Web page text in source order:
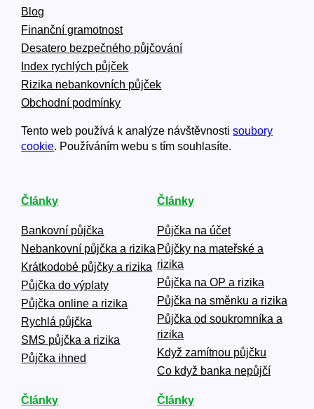
Blog
Finanční gramotnost
Desatero bezpečného půjčování
Index rychlých půjček
Rizika nebankovních půjček
Obchodní podmínky
Tento web používá k analýze návštěvnostisoubory
cookie. Používáním webu s tím souhlasíte.
Články
Bankovní půjčka
Nebankovní půjčka a rizika
Krátkodobé půjčky a rizika
Půjčka do výplaty
Půjčka online a rizika
Rychlá půjčka
SMS půjčka a rizika
Půjčka ihned
Články
Půjčka na účet
Půjčky na mateřské a
rizika
Půjčka na OP a rizika
Půjčka na směnku a rizika
Půjčka od soukromníka a
rizika
Když zamítnou půjčku
Co když banka nepůjčí
Články Články